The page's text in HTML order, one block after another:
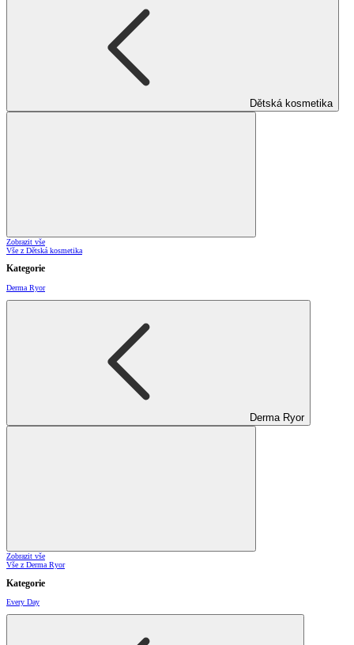
Dětská kosmetika
Zobrazit vše
Vše z Dětská kosmetika
Kategorie
Derma Ryor
Derma Ryor
Zobrazit vše
Vše z Derma Ryor
Kategorie
Every Day